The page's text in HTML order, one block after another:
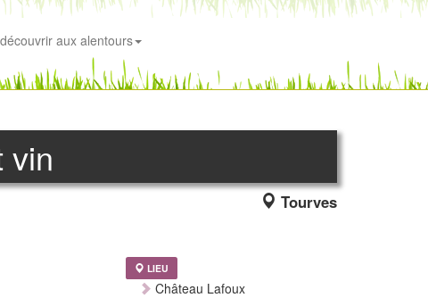
aux alentours
vin
Tourves
LIEU
Château Lafoux